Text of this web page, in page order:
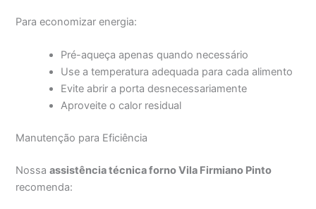
Para economizar energia:
Pré-aqueça apenas quando necessário
Use a temperatura adequada para cada alimento
Evite abrir a porta desnecessariamente
Aproveite o calor residual
Manutenção para Eficiência
Nossaassistência técnica forno Vila Firmiano Pinto
recomenda: